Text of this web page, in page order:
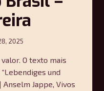
2025
O texto mais
und
Jappe, Vivos